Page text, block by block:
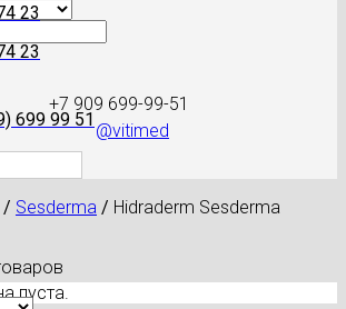
+7 909 699-99-51
@vitimed
пуста.
23
23
699 99 51
/ Sesderma / Hidraderm Sesderma